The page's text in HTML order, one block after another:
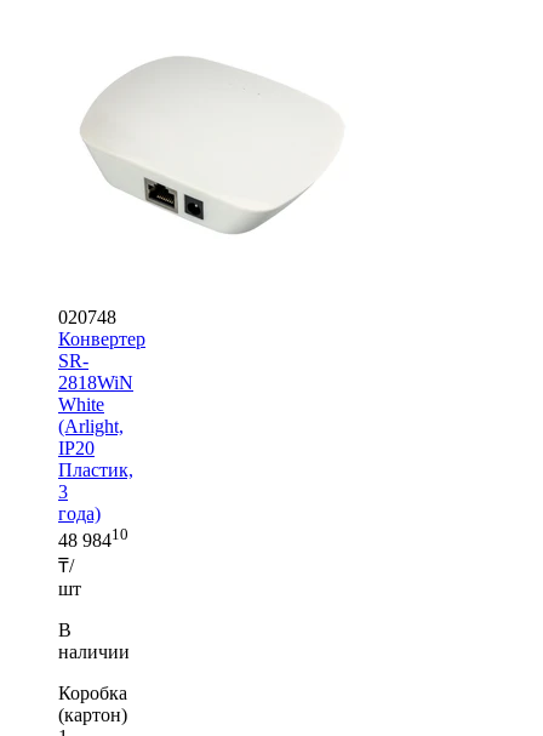
020748
Конвертер
SR-
2818WiN
White
(Arlight,
IP20
Пластик,
3
года)
48 98410
₸/
шт
В
наличии
Коробка
(картон)